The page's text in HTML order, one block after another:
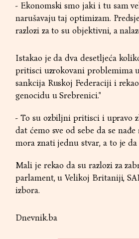
- Ekonomski smo jaki i tu sam
narušavaju taj optimizam.
razlozi za to su objektivni, a
Istakao je da dva desetljeća
pritisci uzrokovani problemima
sankcija Ruskoj Federaciji i
genocidu u Srebrenici."
- To su ozbiljni pritisci i upravo
dat ćemo sve od sebe da se
mora znati jednu stvar, a to je
Mali je rekao da su razlozi za
parlament, u Velikoj Britaniji,
izbora.
Dnevnik.ba